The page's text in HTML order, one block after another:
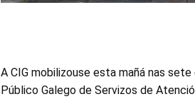
A CIG mobilizouse esta mañá nas
Público Galego de Servizos de